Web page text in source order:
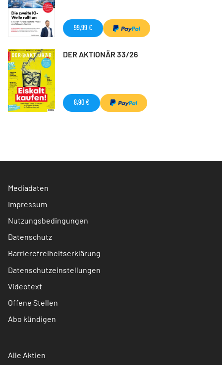
99,99 €
DER AKTIONÄR 33/26
8,90 €
Mediadaten
Impressum
Nutzungsbedingungen
Datenschutz
Barrierefreiheitserklärung
Datenschutzeinstellungen
Videotext
Offene Stellen
Abo kündigen
Alle Aktien